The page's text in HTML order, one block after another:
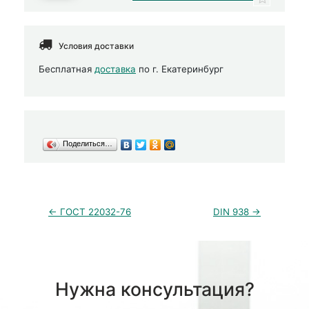
Условия доставки
Бесплатная доставка по г. Екатеринбург
Поделиться…
← ГОСТ 22032-76 DIN 938 →
Нужна консультация?